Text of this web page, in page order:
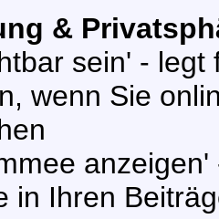
&
sein' -
wenn Sie
in Ihren